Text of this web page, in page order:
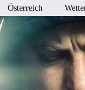
Österreich